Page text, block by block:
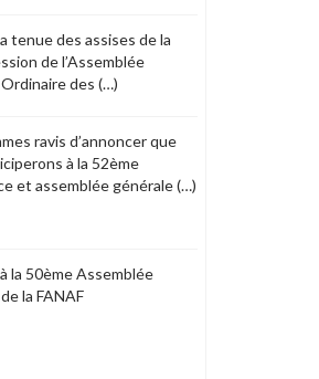
tenue des assises de la
de l’Assemblée
des (…)
ravis d’annoncer que
à la 52ème
et assemblée générale (…)
la 50ème Assemblée
la FANAF